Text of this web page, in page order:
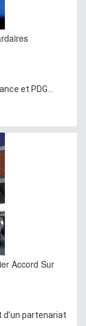
et PDG...
Accord Sur
partenariat